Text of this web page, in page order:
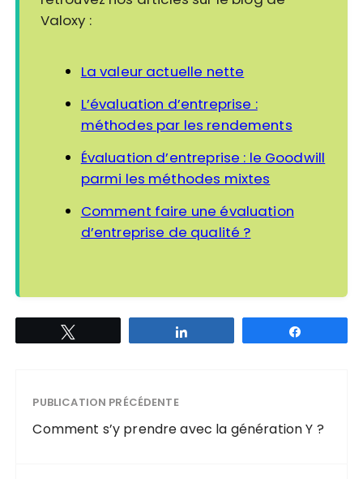
Valoxy :
La valeur actuelle nette
L’évaluation d’entreprise :
méthodes par les rendements
Évaluation d’entreprise : le Goodwill
parmi les méthodes mixtes
Comment faire une évaluation
d’entreprise de qualité ?
PUBLICATION PRÉCÉDENTE
Comment s’y prendre avec la génération Y ?